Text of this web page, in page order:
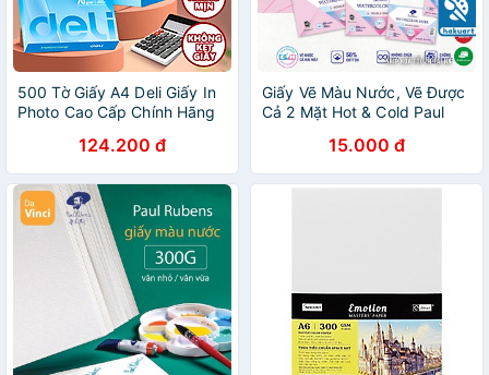
500 Tờ Giấy A4 Deli Giấy In
Photo Cao Cấp Chính Hãng
Lóa Mỏi Mắt124.200 đ
Giấy Vẽ Màu Nước, Vẽ Được
Cả 2 Mặt Hot & Cold Paul
- Họa Cụ Hakuart
15.000 đ